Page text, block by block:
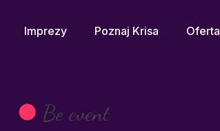
Imprezy Poznaj Krisa Oferta
● Be event